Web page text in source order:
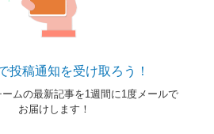
投稿通知を受け取ろう！
ムの最新記事を1週間に1度メールで
お届けします！